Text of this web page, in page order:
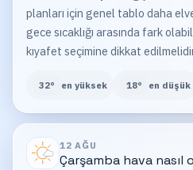
planları için genel tablo daha
gece sıcaklığı arasında fark
kıyafet seçimine dikkat
32° en yüksek 18° en düşük
12 AĞU
Çarşambahava nasıl